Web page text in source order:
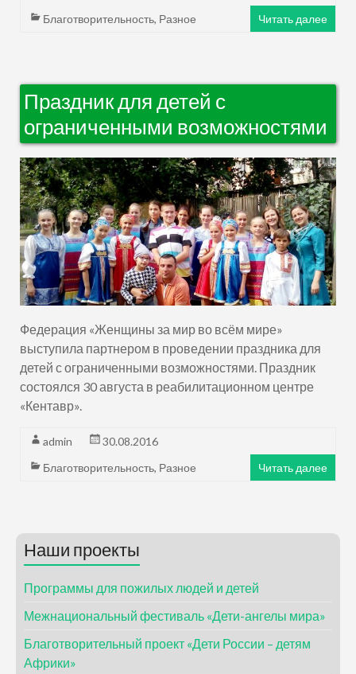
Благотворительность, Разное Читать далее
Праздник для детей с
ограниченными возможностями
Федерация «Женщины за мир во всём мире»
выступила партнером в проведении праздника для
детей с ограниченными возможностями. Праздник
состоялся 30 августа в реабилитационном центре
«Кентавр».
admin
30.08.2016
Благотворительность, Разное Читать далее
Наши проекты
Программы для пожилых людей и детей
Межнациональный фестиваль «Дети-ангелы мира»
Благотворительный проект «Дети России – детям
Африки»